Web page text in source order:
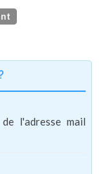
l'adresse mail